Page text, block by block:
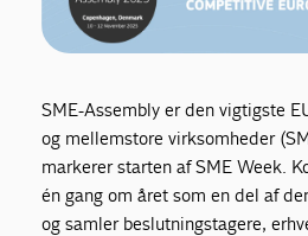
SME-Assembly er den vigtigste
og mellemstore virksomheder
markerer starten af SME Week.
én gang om året som en del af
og samler beslutningstagere,